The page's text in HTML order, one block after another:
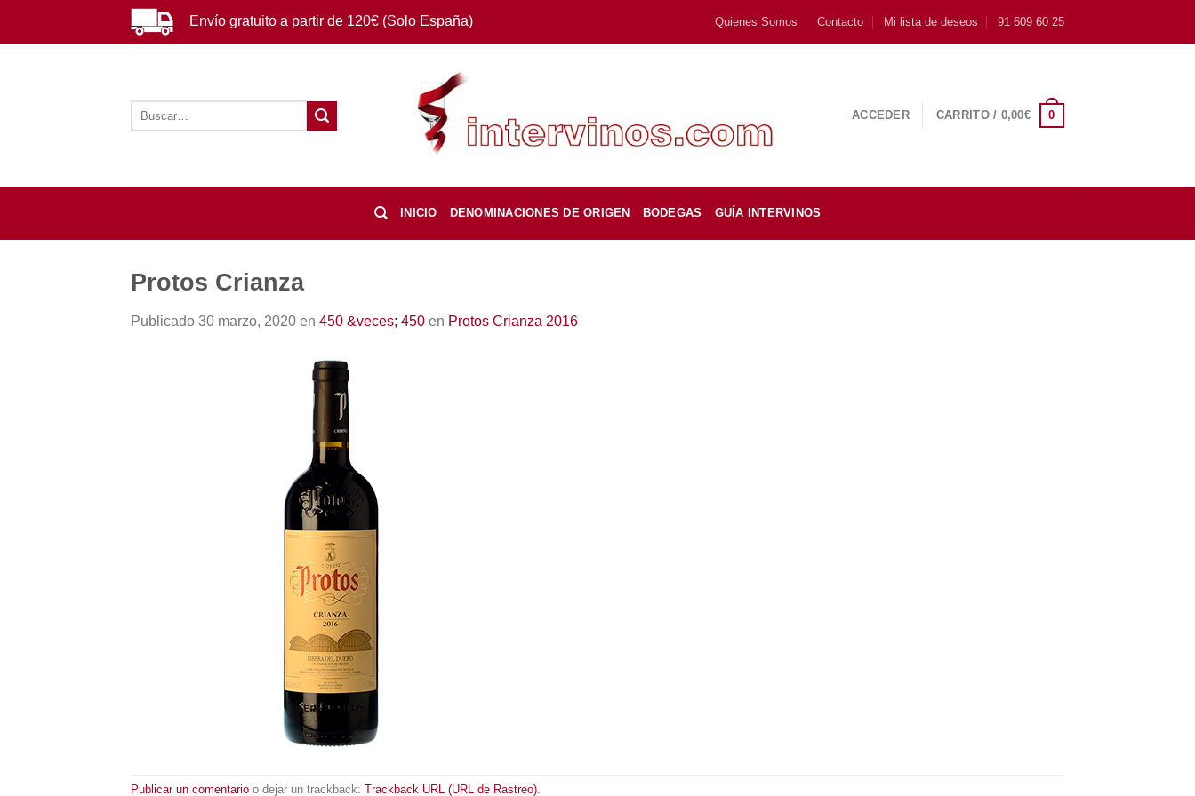
Envío gratuito a partir de 120€ (Solo España) Quienes Somos Contacto Mi lista de deseos 91 609 60 25
ACCEDER CARRITO / 0,00€ 0
INICIO DENOMINACIONES DE ORIGEN BODEGAS GUÍA INTERVINOS
Protos Crianza
Publicado 30 marzo, 2020 en 450 &veces; 450 en Protos Crianza 2016
Publicar un comentario o dejar un trackback: Trackback URL (URL de Rastreo)